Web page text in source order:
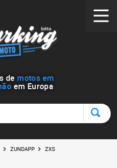
de motos em
em Europa
ZUNDAPP ZXS